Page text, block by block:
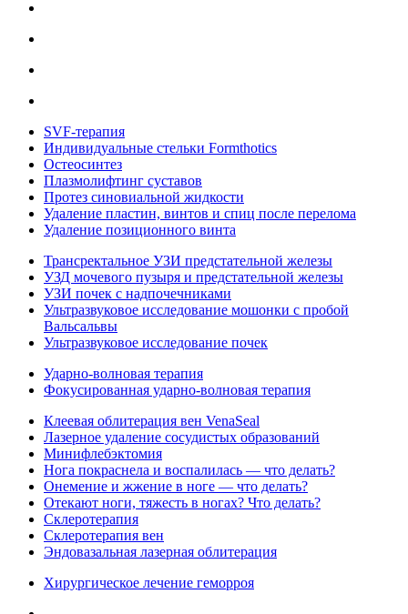
SVF-терапия
Индивидуальные стельки Formthotics
Остеосинтез
Плазмолифтинг суставов
Протез синовиальной жидкости
Удаление пластин, винтов и спиц после перелома
Удаление позиционного винта
Трансректальное УЗИ предстательной железы
УЗД мочевого пузыря и предстательной железы
УЗИ почек с надпочечниками
Ультразвуковое исследование мошонки с пробой
Вальсальвы
Ультразвуковое исследование почек
Ударно-волновая терапия
Фокусированная ударно-волновая терапия
Клеевая облитерация вен VenaSeal
Лазерное удаление сосудистых образований
Минифлебэктомия
Нога покраснела и воспалилась — что делать?
Онемение и жжение в ноге — что делать?
Отекают ноги, тяжесть в ногах? Что делать?
Склеротерапия
Склеротерапия вен
Эндовазальная лазерная облитерация
Хирургическое лечение геморроя